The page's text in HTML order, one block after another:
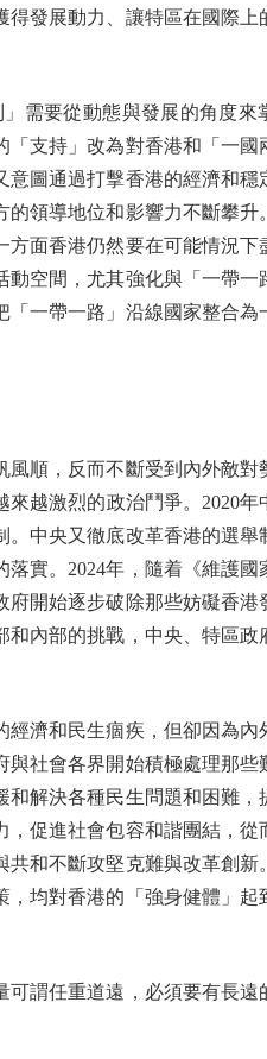
發展動力、讓特區在國際上
需要從動態與發展的角度來
支持」改為對香港和「一國
圖通過打擊香港的經濟和穩
領導地位和影響力不斷攀升
方面香港仍然要在可能情況下
空間，尤其強化與「一帶一
一帶一路」沿線國家整合為
順，反而不斷受到內外敵對
越激烈的政治鬥爭。2020年
中央又徹底改革香港的選舉
實。2024年，隨着《維護國
開始逐步破除那些妨礙香港
內部的挑戰，中央、特區政
濟和民生痼疾，但卻因為內
社會各界開始積極處理那些
解決各種民生問題和困難，
促進社會包容和諧團結，從
和不斷攻堅克難與改革創新
均對香港的「強身健體」起
謂任重道遠，必須要有長遠